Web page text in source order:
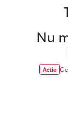
Nieuws & Acties
Onderhoud
Service &
Diensten
Nu
Actie